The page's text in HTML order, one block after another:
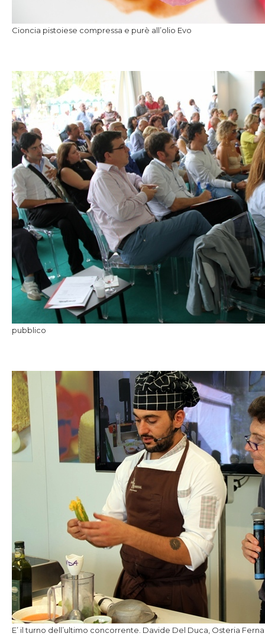
Cioncia pistoiese compressa e purè all’olio Evo
pubblico
E’ il turno dell’ultimo concorrente. Davide Del Duca, Osteria